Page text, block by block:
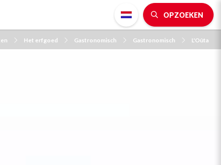
OPZOEKEN
Het erfgoed Gastronomisch Gastronomisch L'Oûta